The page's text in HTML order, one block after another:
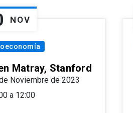
NOV
Matray, Stanford
Noviembre de 2023
a 12:00